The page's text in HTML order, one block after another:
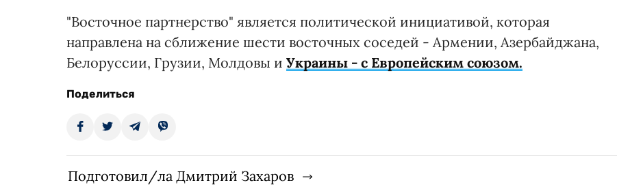
"Восточное партнерство" является политической инициативой, которая
направлена на сближение шести восточных соседей - Армении, Азербайджана,
Белоруссии, Грузии, Молдовы и Украины - с Европейским союзом.
Поделиться
Подготовил/ла Дмитрий Захаров